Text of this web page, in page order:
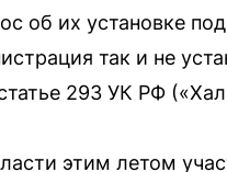
об их установке
так и не
293 УК РФ
этим летом